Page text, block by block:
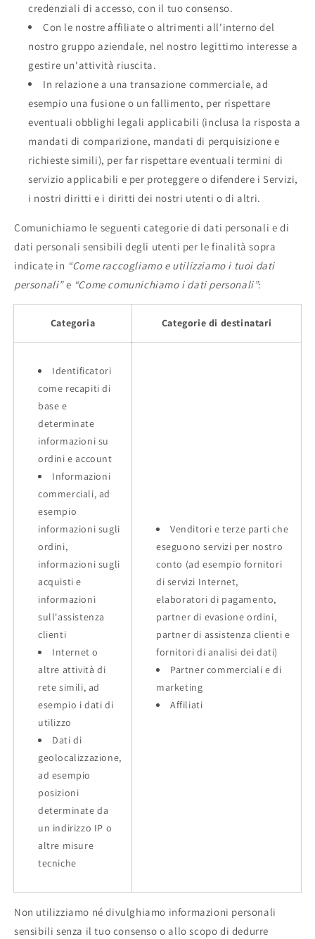
credenziali di accesso, con il tuo consenso.
Con le nostre affiliate o altrimenti all'interno del
nostro gruppo aziendale, nel nostro legittimo interesse a
gestire un'attività riuscita.
In relazione a una transazione commerciale, ad
esempio una fusione o un fallimento, per rispettare
eventuali obblighi legali applicabili (inclusa la risposta a
mandati di comparizione, mandati di perquisizione e
richieste simili), per far rispettare eventuali termini di
servizio applicabili e per proteggere o difendere i Servizi,
i nostri diritti e i diritti dei nostri utenti o di altri.
Comunichiamo le seguenti categorie di dati personali e di
dati personali sensibili degli utenti per le finalità sopra
indicate in “Come raccogliamo e utilizziamo i tuoi dati
personali”e “Come comunichiamo i dati personali”:
Categoria Categorie di destinatari
Identificatori
come recapiti di
base e
determinate
informazioni su
ordini e account
Informazioni
commerciali, ad
esempio
informazioni sugli
ordini,
informazioni sugli
acquisti e
informazioni
sull'assistenza
clienti
Internet o
altre attività di
rete simili, ad
esempio i dati di
utilizzo
Dati di
geolocalizzazione,
ad esempio
posizioni
determinate da
un indirizzo IP o
altre misure
tecniche
Venditori e terze parti che
eseguono servizi per nostro
conto (ad esempio fornitori
di servizi Internet,
elaboratori di pagamento,
partner di evasione ordini,
partner di assistenza clienti e
fornitori di analisi dei dati)
Partner commerciali e di
marketing
Affiliati
Non utilizziamo né divulghiamo informazioni personali
sensibili senza il tuo consenso o allo scopo di dedurre